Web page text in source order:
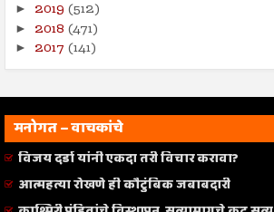
► 2019 (512)
► 2018 (471)
► 2017 (141)
मनोगत – वाचकांचे
विजय दर्डा यांनी एकदा तरी विचार करावा?
आत्महत्या रोखणे ही कौटुंबिक जबाबदारी